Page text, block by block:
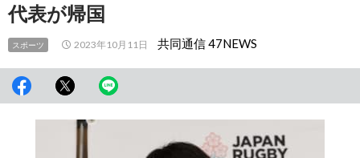
代表が帰国
スポーツ 2023年10月11日 共同通信 47NEWS